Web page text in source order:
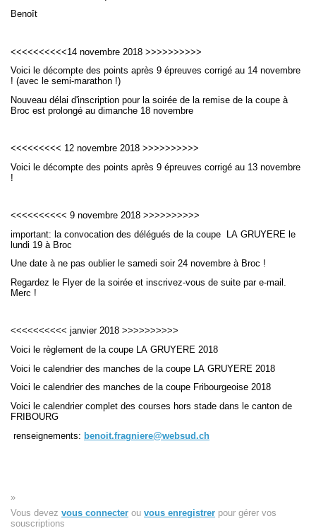
Benoît
<<<<<<<<<<14 novembre 2018 >>>>>>>>>>
Voici le décompte des points après 9 épreuves corrigé au 14 novembre
! (avec le semi-marathon !)
Nouveau délai d'inscription pour la soirée de la remise de la coupe à
Broc est prolongé au dimanche 18 novembre
<<<<<<<<< 12 novembre 2018 >>>>>>>>>>
Voici le décompte des points après 9 épreuves corrigé au 13 novembre
!
<<<<<<<<<< 9 novembre 2018 >>>>>>>>>>
important: la convocation des délégués de la coupe LA GRUYERE le
lundi 19 à Broc
Une date à ne pas oublier le samedi soir 24 novembre à Broc !
Regardez le Flyer de la soirée et inscrivez-vous de suite par e-mail.
Merc !
<<<<<<<<<< janvier 2018 >>>>>>>>>>
Voici le règlement de la coupe LA GRUYERE 2018
Voici le calendrier des manches de la coupe LA GRUYERE 2018
Voici le calendrier des manches de la coupe Fribourgeoise 2018
Voici le calendrier complet des courses hors stade dans le canton de
FRIBOURG
renseignements: benoit.fragniere@websud.ch
»
Vous devez vous connecter ou vous enregistrer pour gérer vos
souscriptions